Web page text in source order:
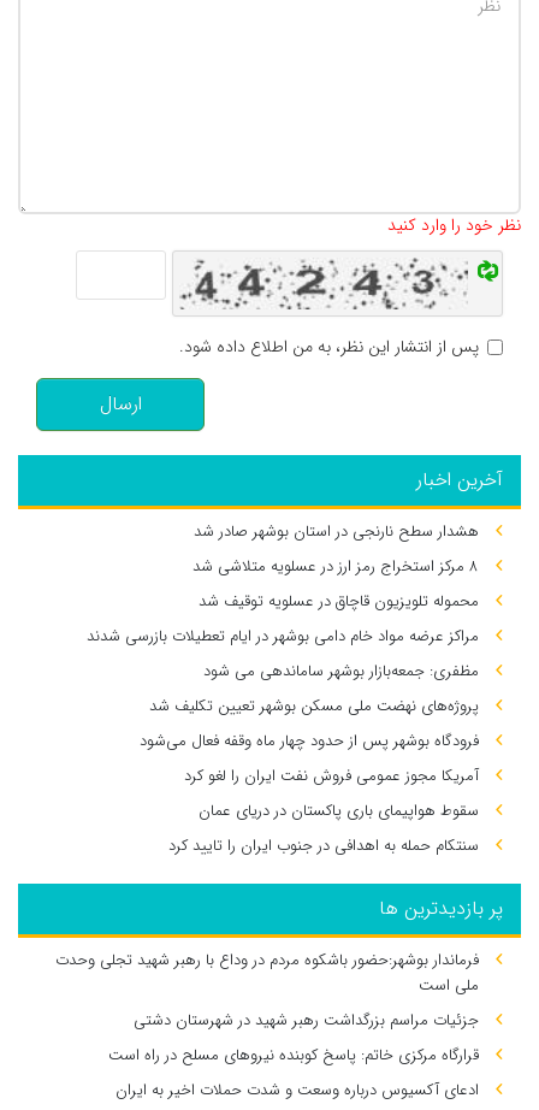
نظر خود را وارد کنید
پس از انتشار این نظر، به من اطلاع داده شود.
ارسال
آخرین اخبار
هشدار سطح نارنجی در استان بوشهر صادر شد
۸ مرکز استخراج رمز ارز در عسلویه متلاشی شد
محموله تلویزیون قاچاق در عسلویه توقیف شد
مراکز عرضه مواد خام دامی بوشهر در ایام تعطیلات بازرسی شدند
مظفری: جمعه‌بازار بوشهر ساماندهی می‌ شود
پروژه‌های نهضت ملی مسکن بوشهر تعیین تکلیف شد
فرودگاه بوشهر پس از حدود چهار ماه وقفه فعال می‌شود
آمریکا مجوز عمومی فروش نفت ایران را لغو کرد
سقوط هواپیمای باری پاکستان در دریای عمان
سنتکام حمله به اهدافی در جنوب ایران را تایید کرد
پر بازدیدترین ها
فرماندار بوشهر:حضور باشکوه مردم در وداع با رهبر شهید تجلی وحدت
ملی است
جزئیات مراسم بزرگداشت رهبر شهید در شهرستان دشتی
قرارگاه مرکزی خاتم: پاسخ کوبنده نیروهای مسلح در راه است
ادعای آکسیوس درباره وسعت و شدت حملات اخیر به ایران